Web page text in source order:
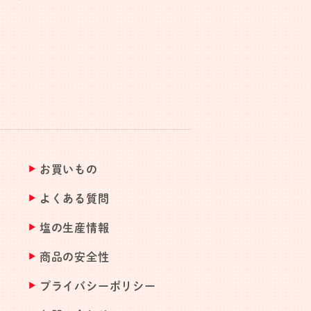
お買いもの
よくある質問
塩の生産情報
商品の安全性
プライバシーポリシー